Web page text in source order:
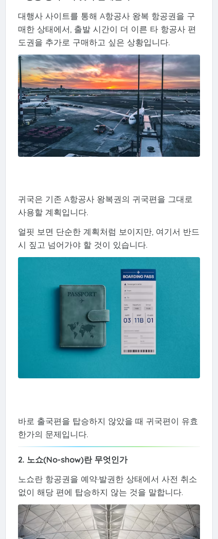
대행사 사이트를 통해 A항공사 왕복 항공권을 구
매한 상태에서, 출발 시간이 더 이른 타 항공사 편
도권을 추가로 구매하고 싶은 상황입니다.
귀국은 기존 A항공사 왕복권의 귀국편을 그대로
사용할 계획입니다.
얼핏 보면 단순한 계획처럼 보이지만, 여기서 반드
시 짚고 넘어가야 할 것이 있습니다.
바로 출국편을 탑승하지 않았을 때 귀국편이 유효
한가의 문제입니다.
2. 노쇼(No-show)란 무엇인가
노쇼란 항공권을 예약·발권한 상태에서 사전 취소
없이 해당 편에 탑승하지 않는 것을 말합니다.